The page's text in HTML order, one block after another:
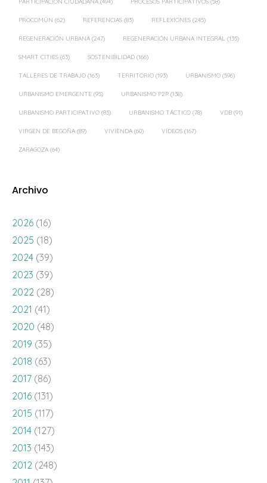
PROCOMÚN (62) REFERENCIAS (83) REFLEXIONES (245)
REGENERACIÓN URBANA (247) REGENERACIÓN URBANA INTEGRAL (135)
SMART CITIES (63) SOSTENIBILIDAD (166)
TALLERES DE TRABAJO (163) TERRITORIO (193) URBANISMO (596)
URBANISMO EMERGENTE (95) URBANISMO P2P (138)
URBANISMO PARTICIPATIVO (83) URBANISMO TÁCTICO (78) VDB (91)
VIRGEN DE BEGOÑA (89) VIVIENDA (60) VÍDEOS (167)
ZARAGOZA (64)
Archivo
2026 (16)
2025 (18)
2024 (39)
2023 (39)
2022 (28)
2021 (41)
2020 (48)
2019 (35)
2018 (63)
2017 (86)
2016 (131)
2015 (117)
2014 (127)
2013 (143)
2012 (248)